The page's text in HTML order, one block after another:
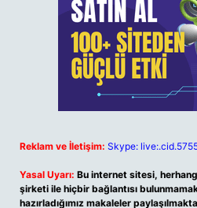
Reklam ve İletişim: Skype:
Yasal Uyarı: Bu internet sitesi,
şirketi ile hiçbir bağlantısı
hazırladığımız makaleler